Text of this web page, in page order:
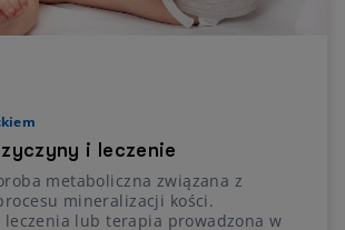
i leczenie
metaboliczna związana z
mineralizacji kości.
lub terapia prowadzona w